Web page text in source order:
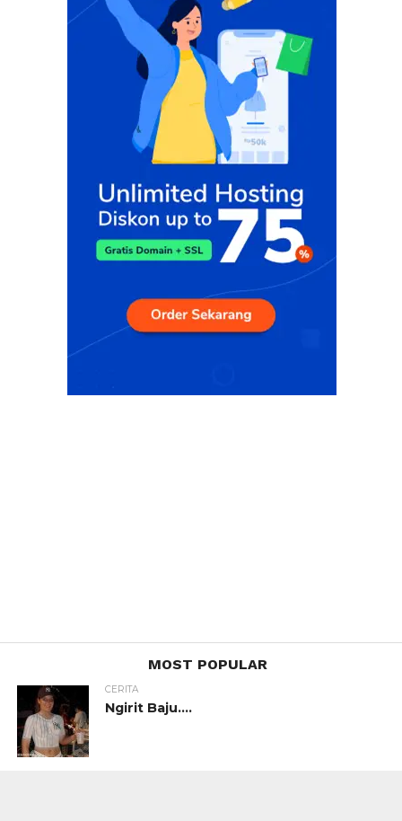
MOST POPULAR
CERITA
Ngirit Baju….